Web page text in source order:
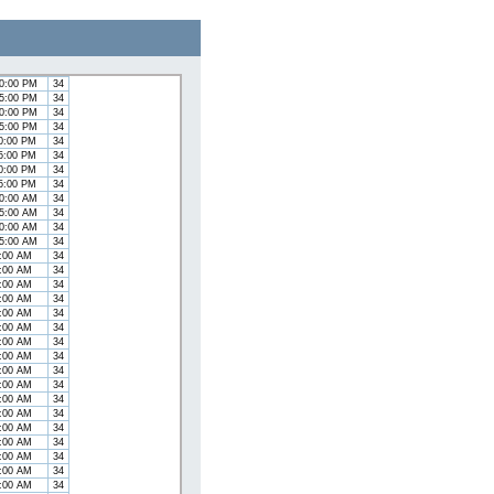
PM
34
PM
34
PM
34
PM
34
PM
34
PM
34
PM
34
PM
34
PM
34
AM
34
AM
34
AM
34
AM
34
AM
34
AM
34
AM
34
AM
34
AM
34
AM
34
AM
34
AM
34
AM
34
AM
34
AM
34
AM
34
AM
34
AM
34
AM
34
AM
34
AM
34